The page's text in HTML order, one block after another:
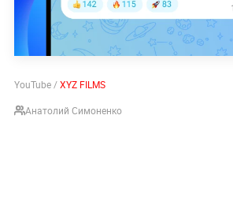
YouTube /XYZ FILMS
Анатолий Симоненко